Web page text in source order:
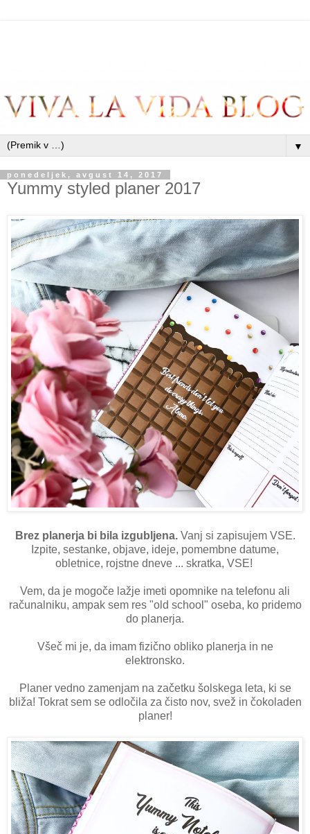
▼
ponedeljek, avgust 14, 2017
Yummy styled planer 2017
Brez planerja bi bila izgubljena.Vanj si zapisujem VSE.
Izpite, sestanke, objave, ideje, pomembne datume,
obletnice, rojstne dneve ... skratka, VSE!
Vem, da je mogoče lažje imeti opomnike na telefonu ali
računalniku, ampak sem res "old school" oseba, ko pridemo
do planerja.
Všeč mi je, da imam fizično obliko planerja in ne
elektronsko.
Planer vedno zamenjam na začetku šolskega leta, ki se
bliža! Tokrat sem se odločila za čisto nov, svež in čokoladen
planer!